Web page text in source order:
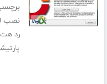
نصب
رد هت